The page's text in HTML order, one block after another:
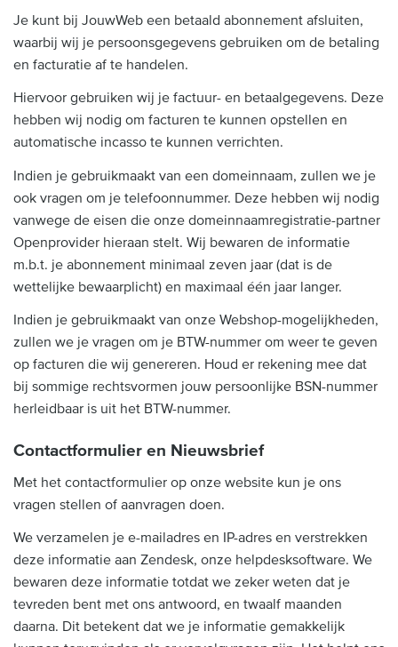
Je kunt bij JouwWeb een betaald abonnement afsluiten,
waarbij wij je persoonsgegevens gebruiken om de betaling
en facturatie af te handelen.
Hiervoor gebruiken wij je factuur- en betaalgegevens. Deze
hebben wij nodig om facturen te kunnen opstellen en
automatische incasso te kunnen verrichten.
Indien je gebruikmaakt van een domeinnaam, zullen we je
ook vragen om je telefoonnummer. Deze hebben wij nodig
vanwege de eisen die onze domeinnaamregistratie-partner
Openprovider hieraan stelt. Wij bewaren de informatie
m.b.t. je abonnement minimaal zeven jaar (dat is de
wettelijke bewaarplicht) en maximaal één jaar langer.
Indien je gebruikmaakt van onze Webshop-mogelijkheden,
zullen we je vragen om je BTW-nummer om weer te geven
op facturen die wij genereren. Houd er rekening mee dat
bij sommige rechtsvormen jouw persoonlijke BSN-nummer
herleidbaar is uit het BTW-nummer.
Contactformulier en Nieuwsbrief
Met het contactformulier op onze website kun je ons
vragen stellen of aanvragen doen.
We verzamelen je e-mailadres en IP-adres en verstrekken
deze informatie aan Zendesk, onze helpdesksoftware. We
bewaren deze informatie totdat we zeker weten dat je
tevreden bent met ons antwoord, en twaalf maanden
daarna. Dit betekent dat we je informatie gemakkelijk